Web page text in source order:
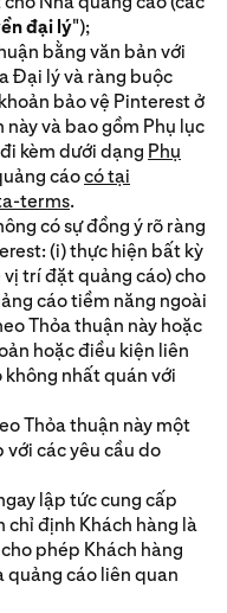
đại lý");
bằng văn bản với
Đại lý và ràng buộc
bảo vệ Pinterest ở
và bao gồm Phụ lục
kèm dưới dạng Phụ
cáocó tại
terms.
có sự đồng ý rõ ràng
(i) thực hiện bất kỳ
vị trí đặt quảng cáo) cho
cáo tiềm năng ngoài
Thỏa thuận này hoặc
hoặc điều kiện liên
nhất quán với
Thỏa thuận này một
các yêu cầu do
lập tức cung cấp
định Khách hàng là
phép Khách hàng
quảng cáo liên quan